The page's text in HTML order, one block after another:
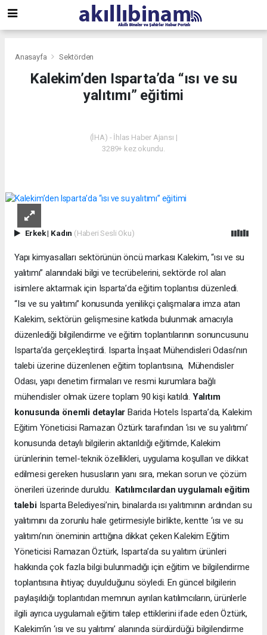
Anasayfa Sektörden
Kalekim’den Isparta’da “ısı ve su
yalıtımı” eğitimi
(İHA) - İhlas Haber Ajansı |
3289+ kez okundu.
Erkek| Kadın (Haberi Sesli Oku)
Yapı kimyasalları sektörünün öncü markası Kalekim, “ısı ve su
yalıtımı” alanındaki bilgi ve tecrübelerini, sektörde rol alan
isimlere aktarmak için Isparta’da eğitim toplantısı düzenledi.
“Isı ve su yalıtımı” konusunda yenilikçi çalışmalara imza atan
Kalekim, sektörün gelişmesine katkıda bulunmak amacıyla
düzenlediği bilgilendirme ve eğitim toplantılarının sonuncusunu
Isparta’da gerçekleştirdi. Isparta İnşaat Mühendisleri Odası’nın
talebi üzerine düzenlenen eğitim toplantısına, Mühendisler
Odası, yapı denetim firmaları ve resmi kurumlara bağlı
mühendisler olmak üzere toplam 90 kişi katıldı. Yalıtım
konusunda önemli detaylarBarida Hotels Isparta’da, Kalekim
Eğitim Yöneticisi Ramazan Öztürk tarafından ‘ısı ve su yalıtımı’
konusunda detaylı bilgilerin aktarıldığı eğitimde, Kalekim
ürünlerinin temel-teknik özellikleri, uygulama koşulları ve dikkat
edilmesi gereken hususların yanı sıra, mekan sorun ve çözüm
önerileri üzerinde duruldu. Katılımcılardan uygulamalı eğitim
talebiIsparta Belediyesi’nin, binalarda ısı yalıtımının ardından su
yalıtımını da zorunlu hale getirmesiyle birlikte, kentte ‘ısı ve su
yalıtımı’nın öneminin arttığına dikkat çeken Kalekim Eğitim
Yöneticisi Ramazan Öztürk, Isparta’da su yalıtım ürünleri
hakkında çok fazla bilgi bulunmadığı için eğitim ve bilgilendirme
toplantısına ihtiyaç duyulduğunu söyledi. En güncel bilgilerin
paylaşıldığı toplantıdan memnun ayrılan katılımcıların, ürünlerle
ilgili ayrıca uygulamalı eğitim talep ettiklerini ifade eden Öztürk,
Kalekim’in ‘ısı ve su yalıtımı’ alanında sürdürdüğü bilgilendirme